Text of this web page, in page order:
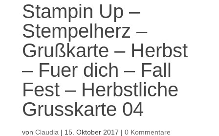
Stampin Up –
Stempelherz –
Grußkarte – Herbst
– Fuer dich – Fall
Fest – Herbstliche
Grusskarte 04
von Claudia | 15. Oktober 2017 | 0 Kommentare